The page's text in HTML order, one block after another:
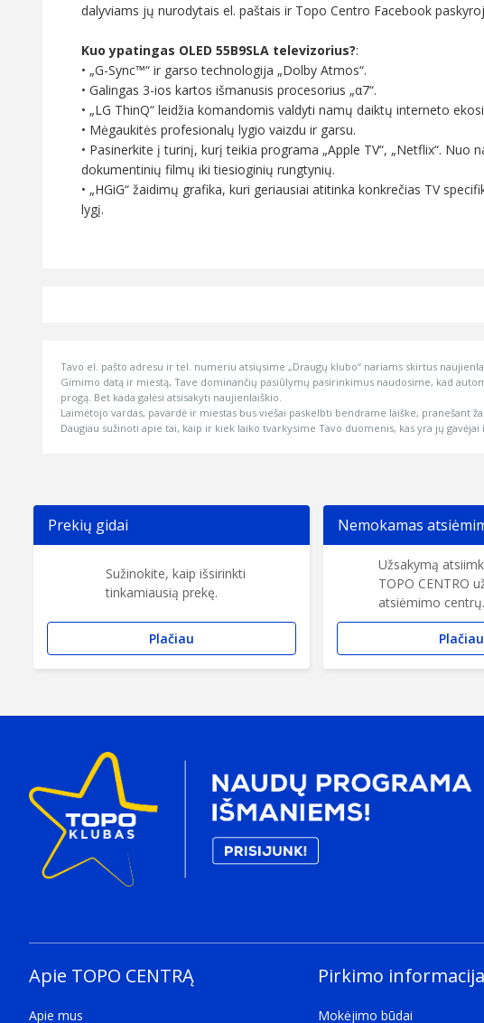
dalyviams jų nurodytais el. paštais ir Topo Centro Facebook
Kuo ypatingas OLED 55B9SLA televizorius?:
• „G-Sync™“ ir garso technologija „Dolby Atmos“.
• Galingas 3-ios kartos išmanusis procesorius „α7“.
• „LG ThinQ“ leidžia komandomis valdyti namų daiktų interneto
• Mėgaukitės profesionalų lygio vaizdu ir garsu.
• Pasinerkite į turinį, kurį teikia programa „Apple TV“, „Netflix“. Nuo
dokumentinių filmų iki tiesioginių rungtynių.
• „HGiG“ žaidimų grafika, kuri geriausiai atitinka konkrečias TV
lygį.
Tavo el. pašto adresu ir tel. numeriu atsiųsime „Draugų klubo“ nariams skirtus
Gimimo datą ir miestą, Tave dominančių pasiūlymų pasirinkimus naudosime, kad
progą. Bet kada galėsi atsisakyti naujienlaiškio.
Laimėtojo vardas, pavardė ir miestas bus viešai paskelbti bendrame laiške, pranešant
Daugiau sužinoti apie tai, kaip ir kiek laiko tvarkysime Tavo duomenis, kas yra jų
Prekių gidai
Sužinokite, kaip išsirinkti
tinkamiausią prekę.
Plačiau
Nemokamas
Užsakymą
TOPO CENTRO
atsiėmimo centrų.
Plačiau
Apie TOPO CENTRĄ
Apie mus
Pirkimo informacija
Mokėjimo būdai